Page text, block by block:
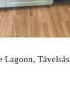
Lagoon, Tävelsås